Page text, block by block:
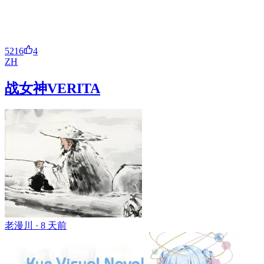
5216
4
ZH
战女神VERITA
老漫川 · 8 天前